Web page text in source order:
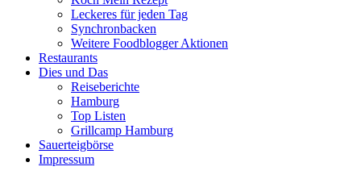
Leckeres für jeden Tag
Synchronbacken
Weitere Foodblogger Aktionen
Restaurants
Dies und Das
Reiseberichte
Hamburg
Top Listen
Grillcamp Hamburg
Sauerteigbörse
Impressum